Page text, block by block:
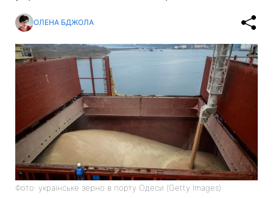
ОЛЕНА БДЖОЛА
Фото: українське зерно в порту Одеси (Getty Images)